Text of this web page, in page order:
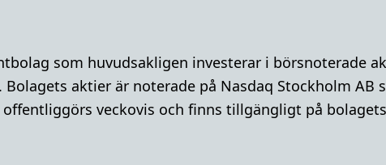
som huvudsakligen investerar i börsnoterade
aktier är noterade på Nasdaq Stockholm AB
offentliggörs veckovis och finns tillgängligt på